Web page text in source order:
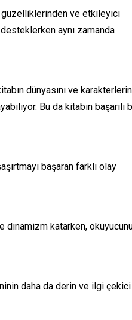
güzelliklerinden ve etkileyici
aynı zamanda
dünyasını ve
Bu da kitabın başarılı
başaran farklı olay
dinamizm katarken,
daha da derin ve ilgi çekici